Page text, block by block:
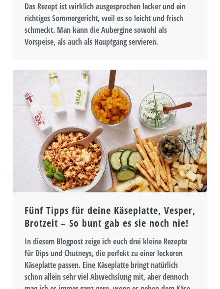
Das Rezept ist wirklich ausgesprochen lecker und ein
richtiges Sommergericht, weil es so leicht und frisch
schmeckt. Man kann die Aubergine sowohl als
Vorspeise, als auch als Hauptgang servieren.
Fünf Tipps für deine Käseplatte, Vesper,
Brotzeit – So bunt gab es sie noch nie!
In diesem Blogpost zeige ich euch drei kleine Rezepte
für Dips und Chutneys, die perfekt zu einer leckeren
Käseplatte passen. Eine Käseplatte bringt natürlich
schon allein sehr viel Abwechslung mit, aber dennoch